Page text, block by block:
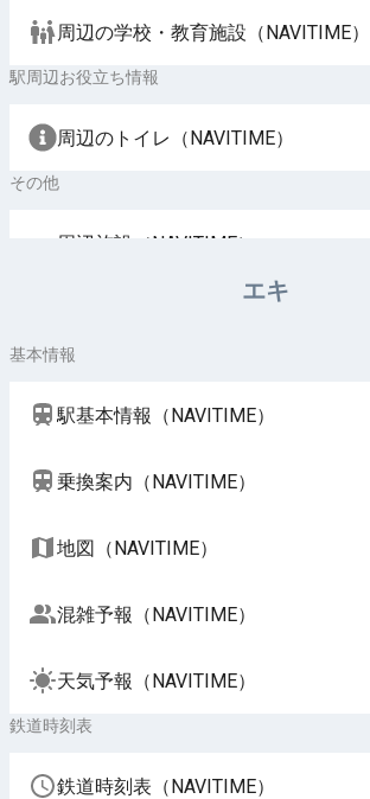
周辺の学校・教育施設（NAVITIME）
駅周辺お役立ち情報
周辺のトイレ（NAVITIME）
その他
周辺施設（NAVITIME）
エキ
基本情報
駅基本情報（NAVITIME）
乗換案内（NAVITIME）
地図（NAVITIME）
混雑予報（NAVITIME）
天気予報（NAVITIME）
鉄道時刻表
鉄道時刻表（NAVITIME）